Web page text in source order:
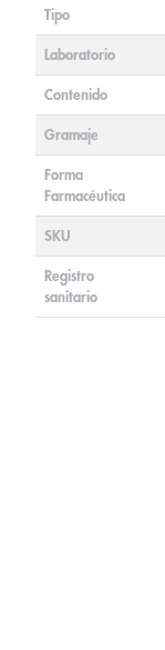
Tipo
Laboratorio
Contenido
Gramaje
Forma
Farmacéutica
SKU
Registro
sanitario